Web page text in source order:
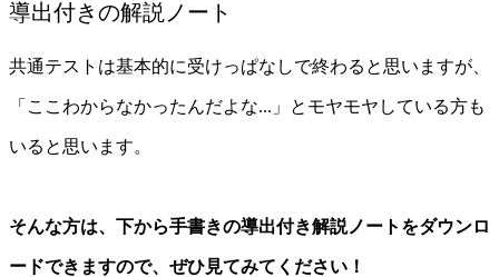
導出付きの解説ノート
共通テストは基本的に受けっぱなしで終わると思いますが、
「ここわからなかったんだよな...」とモヤモヤしている方も
いると思います。
そんな方は、下から手書きの導出付き解説ノートをダウンロ
ードできますので、ぜひ見てみてください！